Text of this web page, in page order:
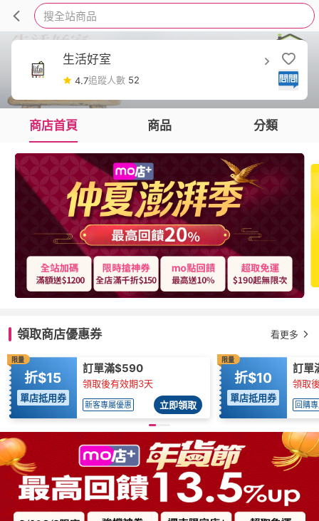
搜全站商品
生活好室
4.7追蹤人數 52
商店首頁 商品 分類
領取商店優惠券 看更多
限量
折$15
單店抵用券
訂單滿$590
領取後有效期3天
新客專屬優惠 立即領取
限量
折$10
單店抵用券
訂單
領取
回購